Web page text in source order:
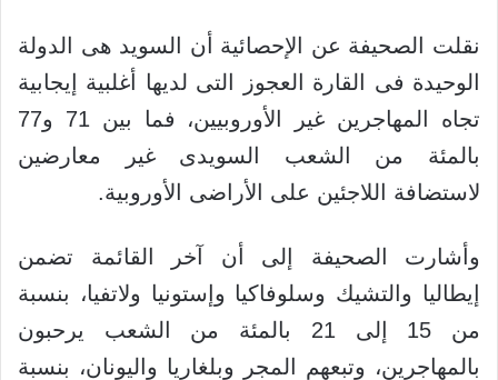
نقلت الصحيفة عن الإحصائية أن السويد هى الدولة
الوحيدة فى القارة العجوز التى لديها أغلبية إيجابية
تجاه المهاجرين غير الأوروبيين، فما بين 71 و77
بالمئة من الشعب السويدى غير معارضين
لاستضافة اللاجئين على الأراضى الأوروبية.
وأشارت الصحيفة إلى أن آخر القائمة تضمن
إيطاليا والتشيك وسلوفاكيا وإستونيا ولاتفيا، بنسبة
من 15 إلى 21 بالمئة من الشعب يرحبون
بالمهاجرين، وتبعهم المجر وبلغاريا واليونان، بنسبة